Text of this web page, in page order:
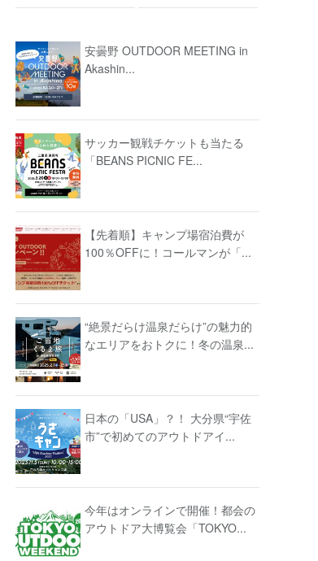
安曇野 OUTDOOR MEETING in
Akashin...
サッカー観戦チケットも当たる
「BEANS PICNIC FE...
【先着順】キャンプ場宿泊費が
100％OFFに！コールマンが「...
“絶景だらけ温泉だらけ”の魅力的
なエリアをおトクに！冬の温泉...
日本の「USA」？！ 大分県“宇佐
市”で初めてのアウトドアイ...
今年はオンラインで開催！都会の
アウトドア大博覧会「TOKYO...